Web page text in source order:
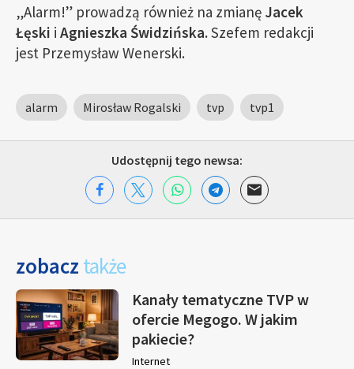
„Alarm!” prowadzą również na zmianę Jacek
Łęski i Agnieszka Świdzińska.Szefem redakcji
jest Przemysław Wenerski.
alarm Mirosław Rogalski tvp tvp1
Udostępnij tego newsa:
zobacz także
Kanały tematyczne TVP w
ofercie Megogo. W jakim
pakiecie?
Internet